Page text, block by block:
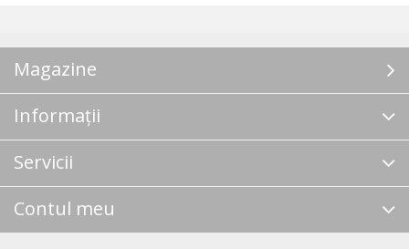
Magazine
Informații
Servicii
Contul meu